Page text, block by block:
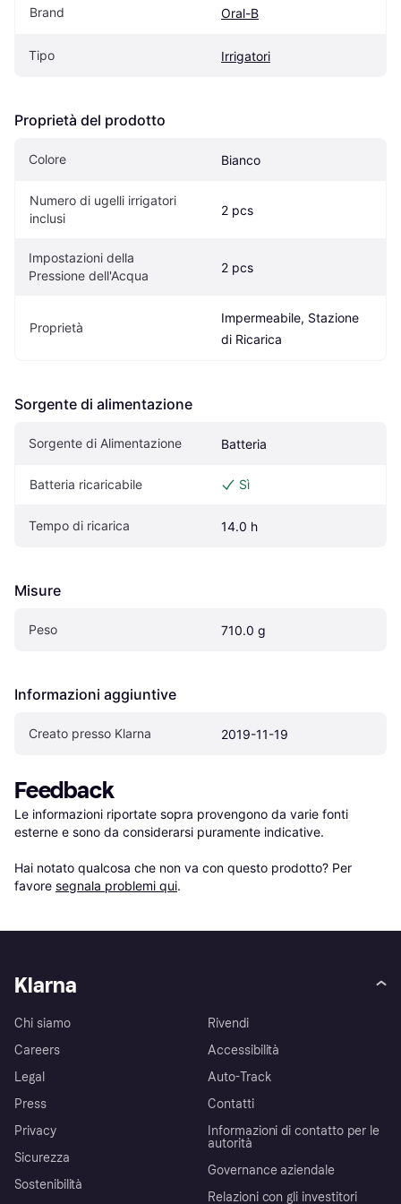
Brand Oral-B
Tipo Irrigatori
Proprietà del prodotto
Colore Bianco
Numero di ugelli irrigatori
inclusi
2 pcs
Impostazioni della
Pressione dell'Acqua
2 pcs
Proprietà
Impermeabile, Stazione
di Ricarica
Sorgente di alimentazione
Sorgente di Alimentazione Batteria
Batteria ricaricabile Sì
Tempo di ricarica 14.0 h
Misure
Peso 710.0 g
Informazioni aggiuntive
Creato presso Klarna 2019-11-19
Feedback
Le informazioni riportate sopra provengono da varie fonti
esterne e sono da considerarsi puramente indicative.
Hai notato qualcosa che non va con questo prodotto? Per
favore segnala problemi qui.
Klarna
Chi siamo
Careers
Legal
Press
Privacy
Sicurezza
Sostenibilità
Rivendi
Accessibilità
Auto-Track
Contatti
Informazioni di contatto per le
autorità
Governance aziendale
Relazioni con gli investitori